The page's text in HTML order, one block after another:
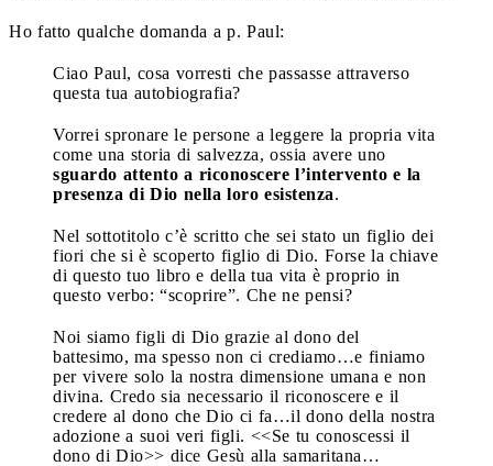
Ho fatto qualche domanda a p. Paul:
Ciao Paul, cosa vorresti che passasse attraverso
questa tua autobiografia?
Vorrei spronare le persone a leggere la propria vita
come una storia di salvezza, ossia avere uno
sguardo attento a riconoscere l’intervento e la
presenza di Dio nella loro esistenza.
Nel sottotitolo c’è scritto che sei stato un figlio dei
fiori che si è scoperto figlio di Dio. Forse la chiave
di questo tuo libro e della tua vita è proprio in
questo verbo: “scoprire”. Che ne pensi?
Noi siamo figli di Dio grazie al dono del
battesimo, ma spesso non ci crediamo…e finiamo
per vivere solo la nostra dimensione umana e non
divina. Credo sia necessario il riconoscere e il
credere al dono che Dio ci fa…il dono della nostra
adozione a suoi veri figli. <<Se tu conoscessi il
dono di Dio>> dice Gesù alla samaritana…